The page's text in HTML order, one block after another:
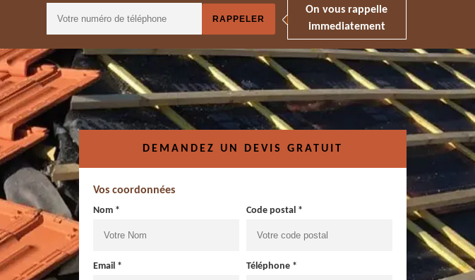
On vous rappelle
immediatement
DEMANDEZ UN DEVIS GRATUIT
Vos coordonnées
Nom * Code postal *
Email * Téléphone *